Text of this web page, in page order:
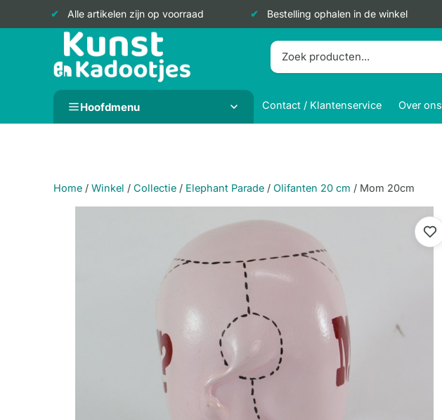
Alle artikelen zijn op voorraad Bestelling ophalen in de winkel
Hoofdmenu Contact / Klantenservice Over ons
Home / Winkel / Collectie / Elephant Parade / Olifanten 20 cm / Mom 20cm